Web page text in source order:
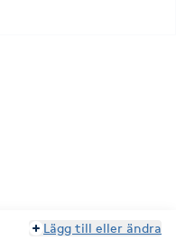
Lägg till eller ändra